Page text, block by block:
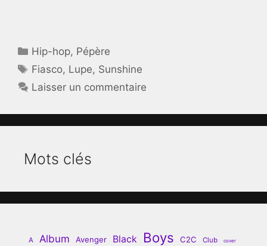
Catégories
Hip-hop, Pépère
Étiquettes
Fiasco, Lupe, Sunshine
Laisser un commentaire
Mots clés
A Album Avenger Black Boys C2C Club cover